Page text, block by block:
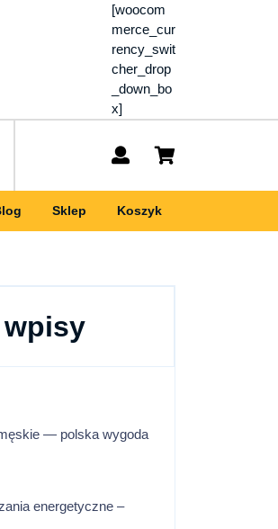
[woocom
merce_cur
rency_swit
cher_drop
_down_bo
x]
My
Sklep Koszyk
— polska wygoda
energetyczne –